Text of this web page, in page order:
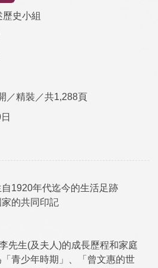
史小組
／精裝／共1,288頁
1920年代迄今的生活足跡
的共同印記
先生(及夫人)的成長歷程和家庭
青少年時期」、「曾文惠的世